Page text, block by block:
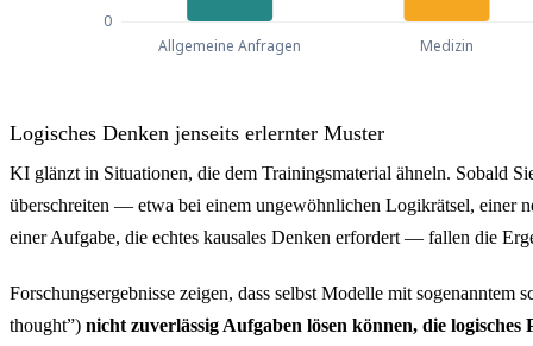
Allgemeine Anfragen 20
Logisches Denken jenseits erlernter Muster
KI glänzt in Situationen, die dem Trainingsmaterial ähneln. Sobald
überschreiten — etwa bei einem ungewöhnlichen Logikrätsel, einer
einer Aufgabe, die echtes kausales Denken erfordert — fallen die
Forschungsergebnisse zeigen, dass selbst Modelle mit sogenanntem
thought”) nicht zuverlässig Aufgaben lösen können, die logisches